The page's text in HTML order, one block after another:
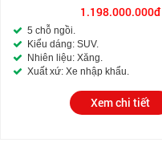
1.198.000.000đ
5 chỗ ngồi.
Kiểu dáng: SUV.
Nhiên liệu: Xăng.
Xuất xứ: Xe nhập khẩu.
Xem chi tiết